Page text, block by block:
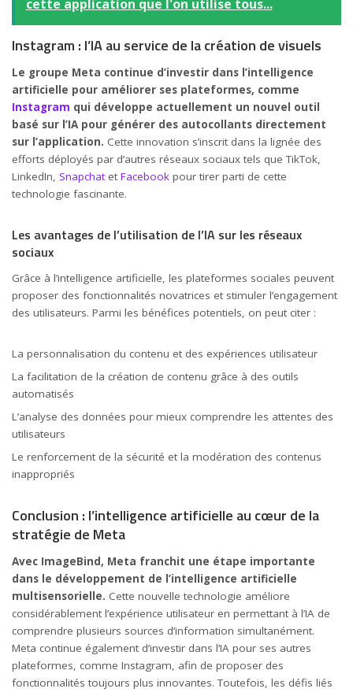
cette application que l'on utilise tous...
Instagram : l’IA au service de la création de visuels
Le groupe Meta continue d’investir dans l’intelligence
artificielle pour améliorer ses plateformes, comme
Instagram qui développe actuellement un nouvel outil
basé sur l’IA pour générer des autocollants directement
sur l’application. Cette innovation s’inscrit dans la lignée des
efforts déployés par d’autres réseaux sociaux tels que TikTok,
LinkedIn, Snapchatet Facebook pour tirer parti de cette
technologie fascinante.
Les avantages de l’utilisation de l’IA sur les réseaux
sociaux
Grâce à l’intelligence artificielle, les plateformes sociales peuvent
proposer des fonctionnalités novatrices et stimuler l’engagement
des utilisateurs. Parmi les bénéfices potentiels, on peut citer :
La personnalisation du contenu et des expériences utilisateur
La facilitation de la création de contenu grâce à des outils
automatisés
L’analyse des données pour mieux comprendre les attentes des
utilisateurs
Le renforcement de la sécurité et la modération des contenus
inappropriés
Conclusion : l’intelligence artificielle au cœur de la
stratégie de Meta
Avec ImageBind, Meta franchit une étape importante
dans le développement de l’intelligence artificielle
multisensorielle. Cette nouvelle technologie améliore
considérablement l’expérience utilisateur en permettant à l’IA de
comprendre plusieurs sources d’information simultanément.
Meta continue également d’investir dans l’IA pour ses autres
plateformes, comme Instagram, afin de proposer des
fonctionnalités toujours plus innovantes. Toutefois, les défis liés